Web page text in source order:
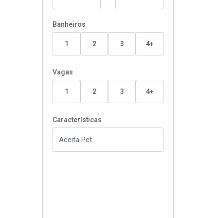
Banheiros
1 2 3 4+
Vagas
1 2 3 4+
Características